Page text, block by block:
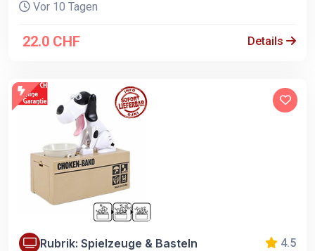
Vor 10 Tagen
22.0 CHF Details
Rubrik: Spielzeuge & Basteln 4.5